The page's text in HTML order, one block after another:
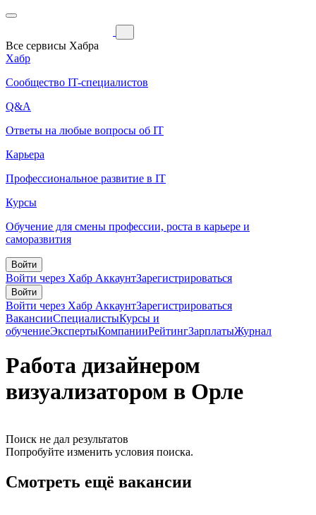
Все сервисы Хабра
Хабр
Сообщество IT-специалистов
Q&A
Ответы на любые вопросы об IT
Карьера
Профессиональное развитие в IT
Курсы
Обучение для смены профессии, роста в карьере и
саморазвития
Войти
Войти через Хабр АккаунтЗарегистрироваться
Войти
Войти через Хабр АккаунтЗарегистрироваться
ВакансииСпециалистыКурсы и
обучениеЭкспертыКомпанииРейтингЗарплатыЖурнал
Работа дизайнером
визуализатором в Орле
Поиск не дал результатов
Попробуйте изменить условия поиска.
Смотреть ещё вакансии